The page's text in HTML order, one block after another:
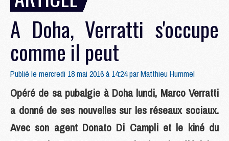
A Doha, Verratti s'occupe
comme il peut
Publié le mercredi 18 mai 2016 à 14:24 parMatthieu Hummel
Opéré de sa pubalgie à Doha lundi, Marco Verratti
a donné de ses nouvelles sur les réseaux sociaux.
Avec son agent Donato Di Campli et le kiné du